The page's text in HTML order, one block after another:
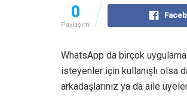
0
Paylaşım
WhatsApp da birçok
isteyenler için kullanışlı olsa
arkadaşlarınız ya da aile